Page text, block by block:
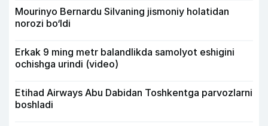
Mourinyo Bernardu Silvaning jismoniy holatidan
norozi bo‘ldi
Erkak 9 ming metr balandlikda samolyot eshigini
ochishga urindi (video)
Etihad Airways Abu Dabidan Toshkentga parvozlarni
boshladi